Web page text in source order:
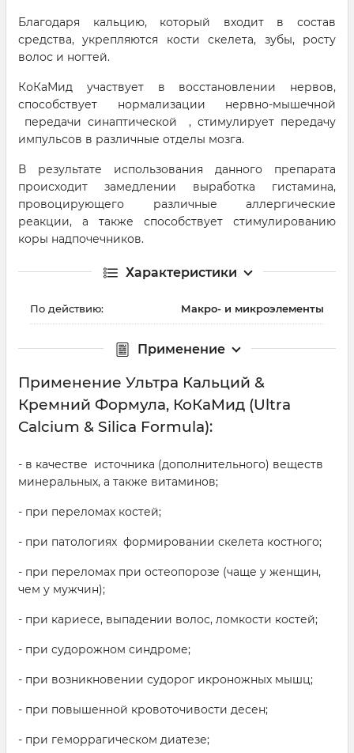
Благодаря кальцию, который входит в состав
средства, укрепляются кости скелета, зубы, росту
волос и ногтей.
КоКаМид участвует в восстановлении нервов,
способствует нормализации нервно-мышечной
передачи синаптической , стимулирует передачу
импульсов в различные отделы мозга.
В результате использования данного препарата
происходит замедлении выработка гистамина,
провоцирующего различные аллергические
реакции, а также способствует стимулированию
коры надпочечников.
Характеристики
По действию: Макро- и микроэлементы
Применение
Применение Ультра Кальций &
Кремний Формула, КоКаМид (Ultra
Calcium & Silica Formula):
- в качестве источника (дополнительного) веществ
минеральных, а также витаминов;
- при переломах костей;
- при патологиях формировании скелета костного;
- при переломах при остеопорозе (чаще у женщин,
чем у мужчин);
- при кариесе, выпадении волос, ломкости костей;
- при судорожном синдроме;
- при возникновении судорог икроножных мышц;
- при повышенной кровоточивости десен;
- при геморрагическом диатезе;